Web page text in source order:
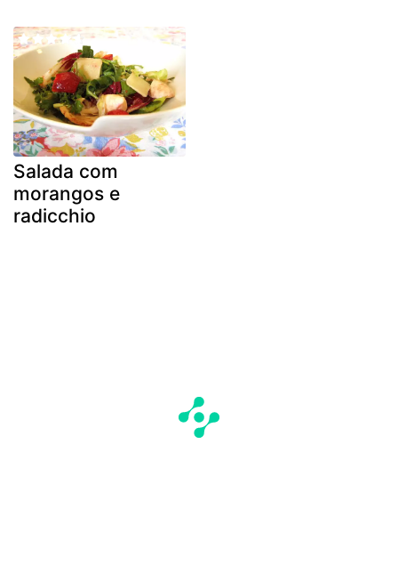
Salada com
morangos e
radicchio